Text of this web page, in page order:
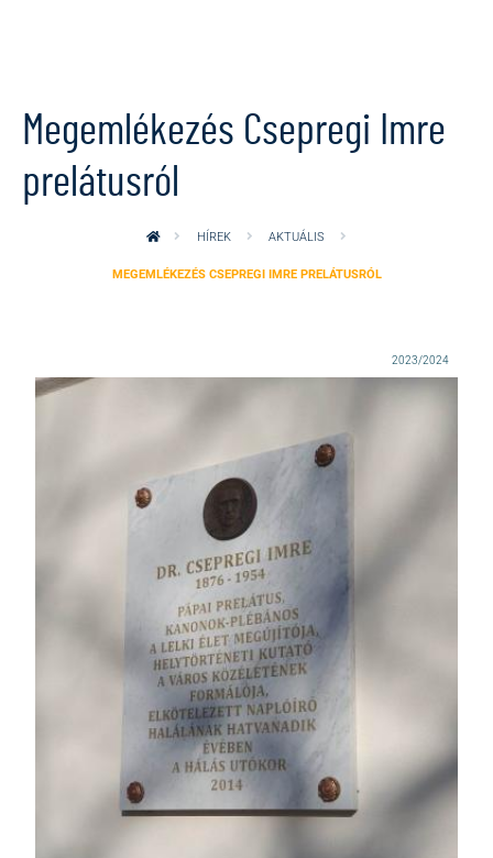
Megemlékezés Csepregi Imre
prelátusról
HÍREK AKTUÁLIS
MEGEMLÉKEZÉS CSEPREGI IMRE PRELÁTUSRÓL
2023/2024